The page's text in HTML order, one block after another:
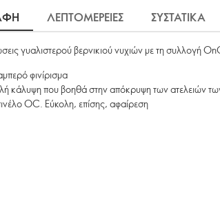
ΛΕΠΤΟΜΕΡΕΙΕΣ ΣΥΣΤΑΤΙΚΑ
γυαλιστερού βερνικιού νυχιών με τη συλλογή
φινίρισμα
κάλυψη που βοηθά στην απόκρυψη των ατελειών
OC. Εύκολη, επίσης, αφαίρεση